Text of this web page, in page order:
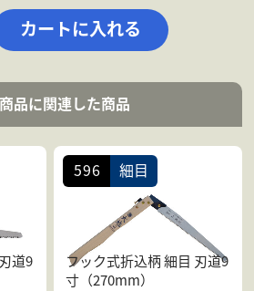
品に関連した商品
道9
フック式折込柄 細目 刃道9
寸（270mm）
596 細目